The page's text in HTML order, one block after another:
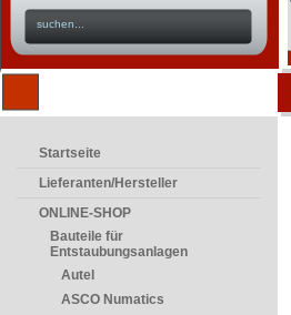
Startseite
Lieferanten/Hersteller
ONLINE-SHOP
Bauteile für
Entstaubungsanlagen
Autel
ASCO Numatics